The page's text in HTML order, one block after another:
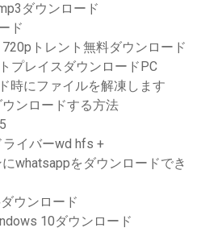
ダウンロード
ド
トレント無料ダウンロード
プレイスダウンロードPC
時にファイルを解凍します
ンロードする方法
イバーwd hfs +
whatsappをダウンロードでき
ウンロード
10ダウンロード